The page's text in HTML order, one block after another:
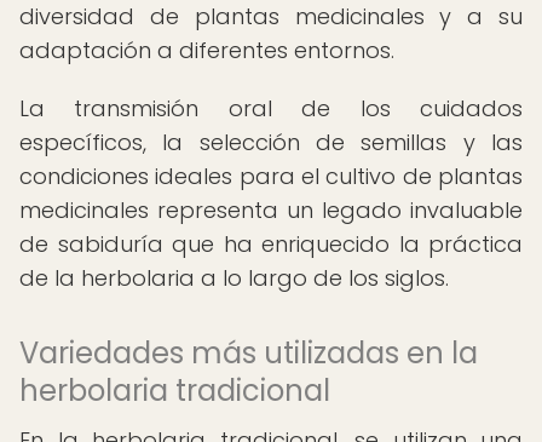
diversidad de plantas medicinales y a su
adaptación a diferentes entornos.
La transmisión oral de los cuidados
específicos, la selección de semillas y las
condiciones ideales para el cultivo de plantas
medicinales representa un legado invaluable
de sabiduría que ha enriquecido la práctica
de la herbolaria a lo largo de los siglos.
Variedades más utilizadas en la
herbolaria tradicional